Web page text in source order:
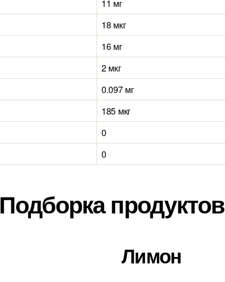
11 мг
18 мкг
16 мг
2 мкг
0.097 мг
185 мкг
0
0
Подборка продуктов
Лимон